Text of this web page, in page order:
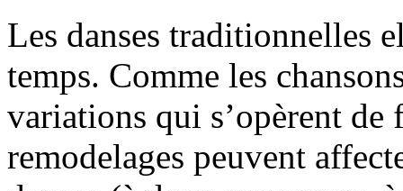
Les danses traditionnelles
temps. Comme les
variations qui s’opèrent de
remodelages peuvent